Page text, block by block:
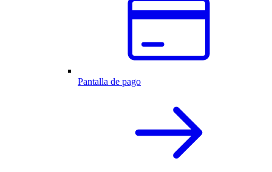
Pantalla de pago